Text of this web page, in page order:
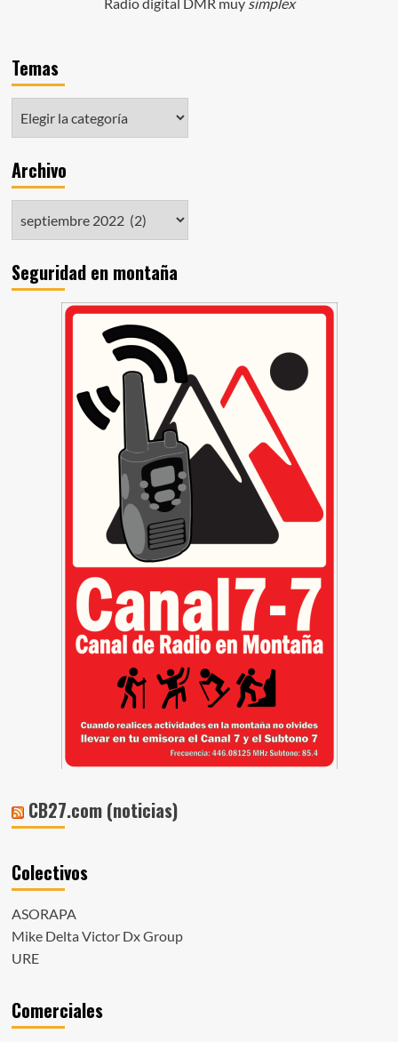
Temas
Archivo
Seguridad en montaña
CB27.com (noticias)
Colectivos
ASORAPA
Mike Delta Victor Dx Group
URE
Comerciales